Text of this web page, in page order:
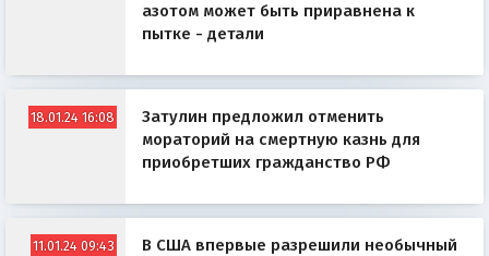
азотом может быть приравнена к
пытке - детали
18.01.24 16:08
Затулин предложил отменить
мораторий на смертную казнь для
приобретших гражданство РФ
11.01.24 09:43
В США впервые разрешили необычный